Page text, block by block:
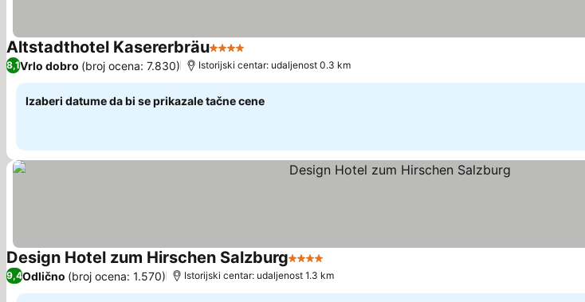
Altstadthotel Kasererbräu4 Zvezdice
8,1Vrlo dobro (broj ocena: 7.830) Istorijski centar: udaljenost 0.3 km
Izaberi datume da bi se prikazale tačne cene
Design Hotel zum Hirschen Salzburg4 Zvezdice
9,4Odlično (broj ocena: 1.570) Istorijski centar: udaljenost 1.3 km